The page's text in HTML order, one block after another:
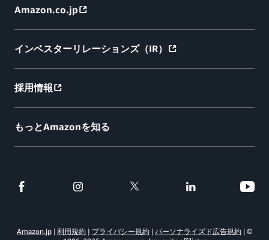
Amazon.co.jp
インベスターリレーションズ（IR）
採用情報
もっとAmazonを知る
Amazon.jp 利用規約 プライバシー規約 パーソナライズド広告規約
©